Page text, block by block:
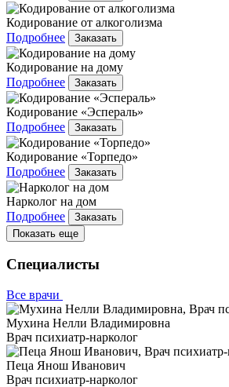
Кодирование от алкоголизма
Подробнее
Заказать
Кодирование на дому
Подробнее
Заказать
Кодирование «Эспераль»
Подробнее
Заказать
Кодирование «Торпедо»
Подробнее
Заказать
Нарколог на дом
Подробнее
Заказать
Показать еще
Специалисты
Все врачи
Мухина Нелли Владимировна
Врач психиатр-нарколог
Пеца Янош Иванович
Врач психиатр-нарколог